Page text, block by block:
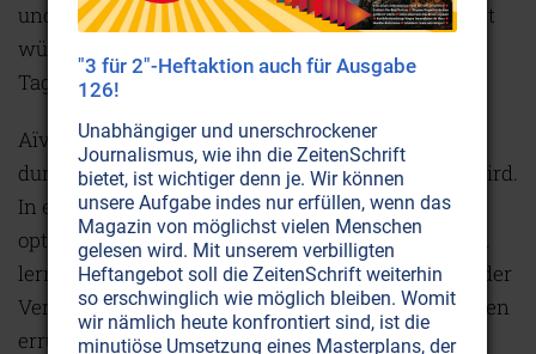
und Gefühle auf ihr Kind einwirken können. Somit
würden Krankenhäuser und Gefängnisse eines
Tages nicht mehr benötigt werden.
Aïvanhov gibt zu bedenken, dass das Kind nicht
durch Zufall in eine bestimmte Familie geboren wird.
In erster Linie geht es darum, dass die Familie
optimale Bedingungen bereitstellt, damit das Kind
lernen und sich entwickeln kann. Entsprechend der
Verdienste, welche das Kind in seinen letzten Leben
errungen hat, wird bestimmt, unter welchen
"3 für 2"-Heftaktion auch für Ausgabe
126!
Unabhängiger und unerschrockener
Journalismus, wie ihn die ZeitenSchrift
bietet, ist wichtiger denn je. Wir können
unsere Aufgabe indes nur erfüllen, wenn das
Magazin von möglichst vielen Menschen
gelesen wird. Mit unserem verbilligten
Heftangebot soll die ZeitenSchrift weiterhin
so erschwinglich wie möglich bleiben. Womit
wir nämlich heute konfrontiert sind, ist die
minutiöse Umsetzung eines Masterplans, der